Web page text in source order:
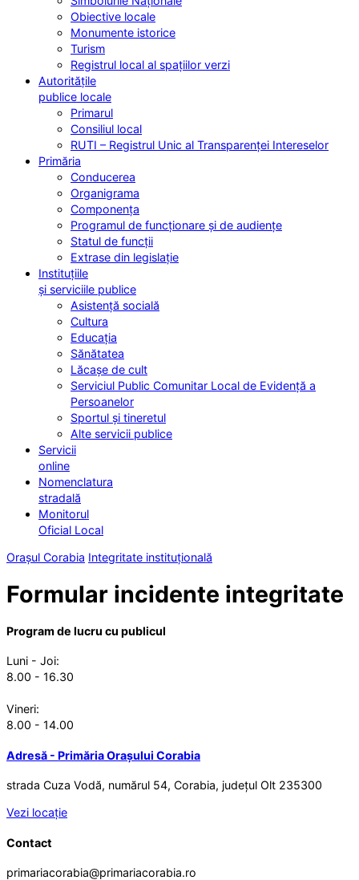
Obiective locale
Monumente istorice
Turism
Registrul local al spațiilor verzi
Autoritățile
publice locale
Primarul
Consiliul local
RUTI – Registrul Unic al Transparenței Intereselor
Primăria
Conducerea
Organigrama
Componența
Programul de funcționare și de audiențe
Statul de funcții
Extrase din legislație
Instituțiile
și serviciile publice
Asistență socială
Cultura
Educația
Sănătatea
Lăcașe de cult
Serviciul Public Comunitar Local de Evidență a
Persoanelor
Sportul și tineretul
Alte servicii publice
Servicii
online
Nomenclatura
stradală
Monitorul
Oficial Local
Orașul Corabia Integritate instituțională
Formular incidente integritate
Program de lucru cu publicul
Luni - Joi:
8.00 - 16.30
Vineri:
8.00 - 14.00
Adresă - Primăria Orașului Corabia
strada Cuza Vodă, numărul 54, Corabia, județul Olt 235300
Vezi locație
Contact
primariacorabia@primariacorabia.ro